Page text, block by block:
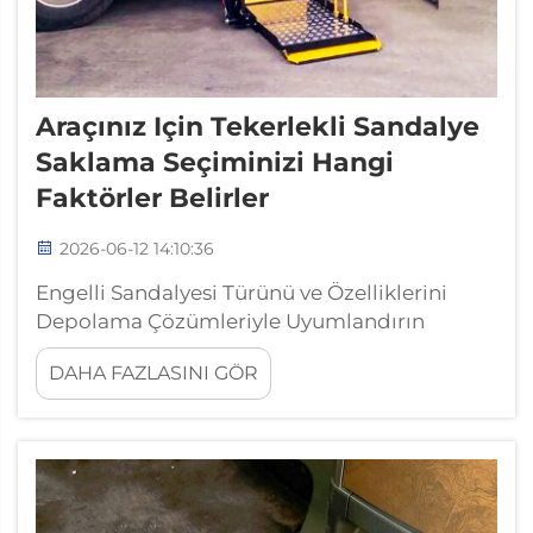
Araçınız Için Tekerlekli Sandalye
Saklama Seçiminizi Hangi
Faktörler Belirler
2026-06-12 14:10:36
Engelli Sandalyesi Türünü ve Özelliklerini
Depolama Çözümleriyle Uyumlandırın
Sabitleme Sistemleri, Yerleştirme Sistemleri
ve Entegre Minibüs Sabitleme Cihazları:
Artıları, Eksileri ve Kullanım Alanları Doğru
engelli sandalyenizle nasıl etkileşime
girdiğini anlamakla başlar...
DAHA FAZLASINI GÖR